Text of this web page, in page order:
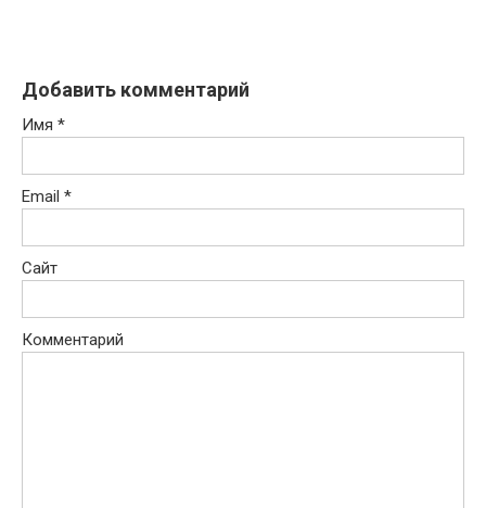
Добавить комментарий
Имя *
Email *
Сайт
Комментарий